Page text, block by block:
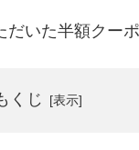
だいた半額クー
くじ